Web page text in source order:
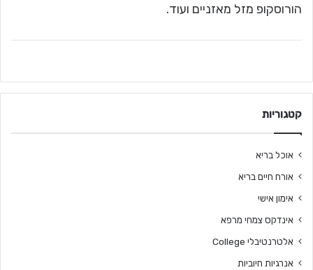
הורוסקופ מזל מאזניים ועוד.
קטגוריות
אוכל בריא
אורח חיים בריא
אימון אישי
אינדקס צמחי מרפא
אלטרנטיבלי College
אנרגיות חיוביות